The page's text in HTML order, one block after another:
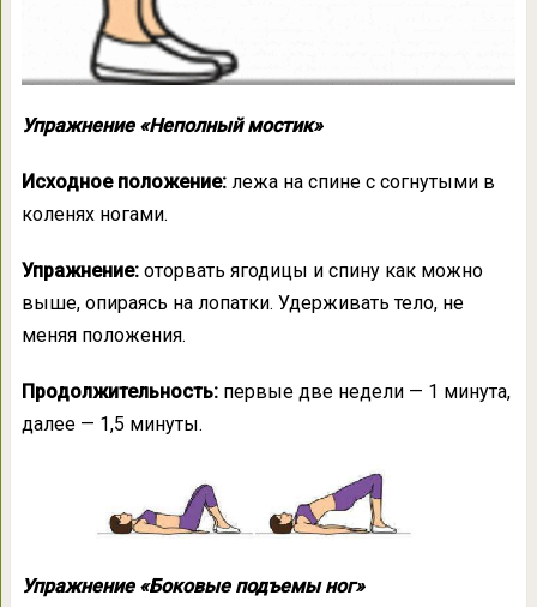
Упражнение «Неполный мостик»
Исходное положение:лежа на спине с согнутыми в
коленях ногами.
Упражнение:оторвать ягодицы и спину как можно
выше, опираясь на лопатки. Удерживать тело, не
меняя положения.
Продолжительность:первые две недели — 1 минута,
далее — 1,5 минуты.
Упражнение «Боковые подъемы ног»